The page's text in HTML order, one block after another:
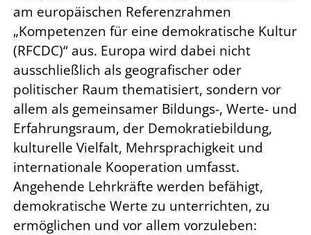
am europäischen Referenzrahmen
„Kompetenzen für eine demokratische Kultur
(RFCDC)“ aus. Europa wird dabei nicht
ausschließlich als geografischer oder
politischer Raum thematisiert, sondern vor
allem als gemeinsamer Bildungs-, Werte- und
Erfahrungsraum, der Demokratiebildung,
kulturelle Vielfalt, Mehrsprachigkeit und
internationale Kooperation umfasst.
Angehende Lehrkräfte werden befähigt,
demokratische Werte zu unterrichten, zu
ermöglichen und vor allem vorzuleben: